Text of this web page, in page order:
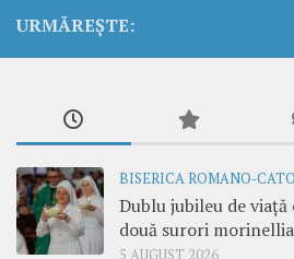
URMĂREȘTE:
BISERICA ROMANO-
Dublu jubileu de
două surori
5 AUGUST 2026